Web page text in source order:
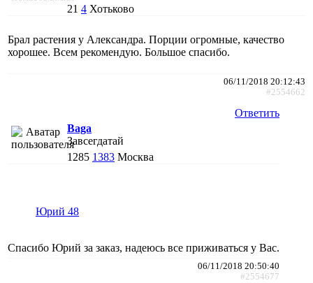
21 4 Хотьково
Брал растения у Александра. Порции огромные, качество
хорошее. Всем рекомендую. Большое спасибо.
06/11/2018 20:12:43
#2554662
Ответить
Baga
Завсегдатай
1285 1383 Москва
Юрий 48
Спасибо Юрий за заказ, надеюсь все приживаться у Вас.
06/11/2018 20:50:40
#2554677